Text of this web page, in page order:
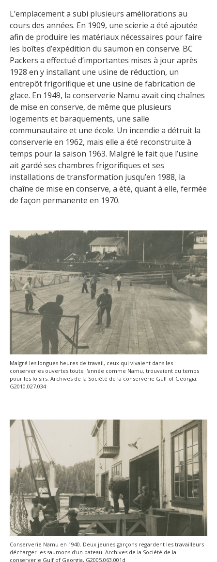
L’emplacement a subi plusieurs améliorations au
cours des années. En 1909, une scierie a été ajoutée
afin de produire les matériaux nécessaires pour faire
les boîtes d’expédition du saumon en conserve. BC
Packers a effectué d’importantes mises à jour après
1928 en y installant une usine de réduction, un
entrepôt frigorifique et une usine de fabrication de
glace. En 1949, la conserverie Namu avait cinq chaînes
de mise en conserve, de même que plusieurs
logements et baraquements, une salle
communautaire et une école. Un incendie a détruit la
conserverie en 1962, mais elle a été reconstruite à
temps pour la saison 1963. Malgré le fait que l’usine
ait gardé ses chambres frigorifiques et ses
installations de transformation jusqu’en 1988, la
chaîne de mise en conserve, a été, quant à elle, fermée
de façon permanente en 1970.
Malgré les longues heures de travail, ceux qui vivaient dans les
conserveries ouvertes toute l'année comme Namu, trouvaient du temps
pour les loisirs. Archives de la Société de la conserverie Gulf of Georgia,
G2010.027.034
Conserverie Namu en 1940. Deux jeunes garçons regardent les travailleurs
décharger les saumons d'un bateau. Archives de la Société de la
conserverie Gulf of Georgia, G2005.063.001d